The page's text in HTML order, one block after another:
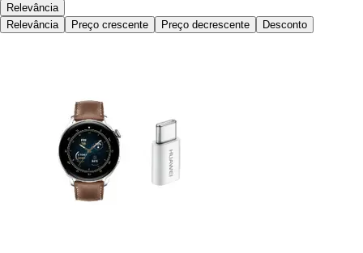
Relevância
Relevância
Preço crescente Preço decrescente Desconto